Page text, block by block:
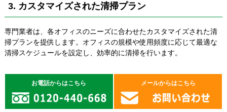
3. カスタマイズされた清掃プラン
専門業者は、各オフィスのニーズに合わせたカスタマイズされた清
掃プランを提供します。オフィスの規模や使用頻度に応じて最適な
清掃スケジュールを設定し、効率的に清掃を行います。
お電話からはこちら メールからはこちら